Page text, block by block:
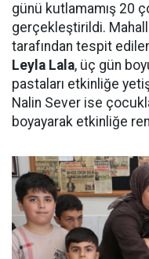
günü kutlamamış 20
gerçekleştirildi.
tarafından tespit
Leyla Lala, üç gün
pastaları etkinliğe
Nalin Sever ise
boyayarak etkinliğe